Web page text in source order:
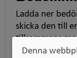
Ladda ner
skicka den till
tillsammans
Denna